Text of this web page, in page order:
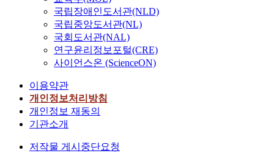
국립장애인도서관(NLD)
국립중앙도서관(NL)
국회도서관(NAL)
연구윤리정보포털(CRE)
사이언스온 (ScienceON)
이용약관
개인정보처리방침
개인정보 재동의
기관소개
저작물 게시중단요청